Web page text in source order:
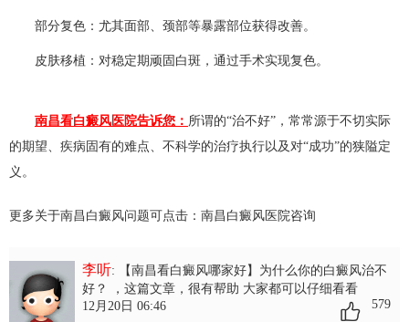
部分复色：尤其面部、颈部等暴露部位获得改善。
皮肤移植：对稳定期顽固白斑，通过手术实现复色。
南昌看白癜风医院告诉您： 所谓的“治不好”，常常源于不切实际
的期望、疾病固有的难点、不科学的治疗执行以及对“成功”的狭隘定
义。​
更多关于南昌白癜风问题可点击： 南昌白癜风医院咨询
李听: 【南昌看白癜风哪家好】为什么你的白癜风治不
好？
，这篇文章，很有帮助 大家都可以仔细看看
12月20日 06:46
579